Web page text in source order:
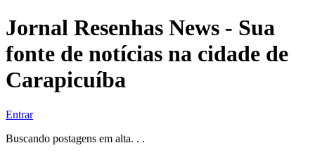
Jornal Resenhas News - Sua
fonte de notícias na cidade de
Carapicuíba
Entrar
Buscando postagens em alta. . .